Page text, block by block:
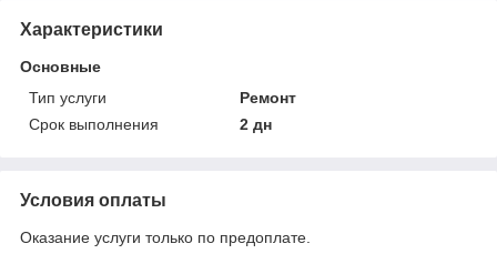
Характеристики
Основные
Тип услуги
Ремонт
Срок выполнения
2 дн
Условия оплаты
Оказание услуги только по предоплате.